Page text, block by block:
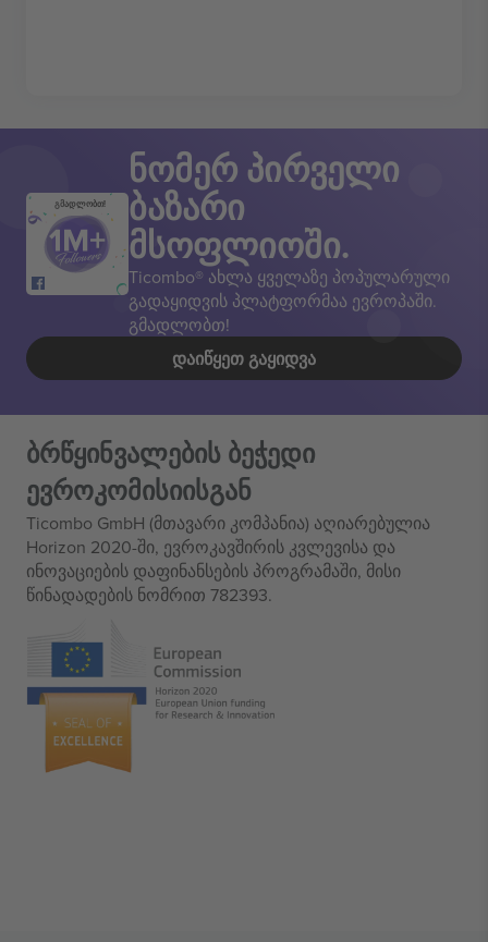
გმადლობთ!
ნომერ პირველი
ბაზარი
მსოფლიოში.
Ticombo® ახლა ყველაზე პოპულარული
გადაყიდვის პლატფორმაა ევროპაში.
გმადლობთ!
ᲓᲐᲘᲬᲧᲔᲗ ᲒᲐᲧᲘᲓᲕᲐ
ბრწყინვალების ბეჭედი
ევროკომისიისგან
Ticombo GmbH (მთავარი კომპანია) აღიარებულია
Horizon 2020-ში, ევროკავშირის კვლევისა და
ინოვაციების დაფინანსების პროგრამაში, მისი
წინადადების ნომრით 782393.